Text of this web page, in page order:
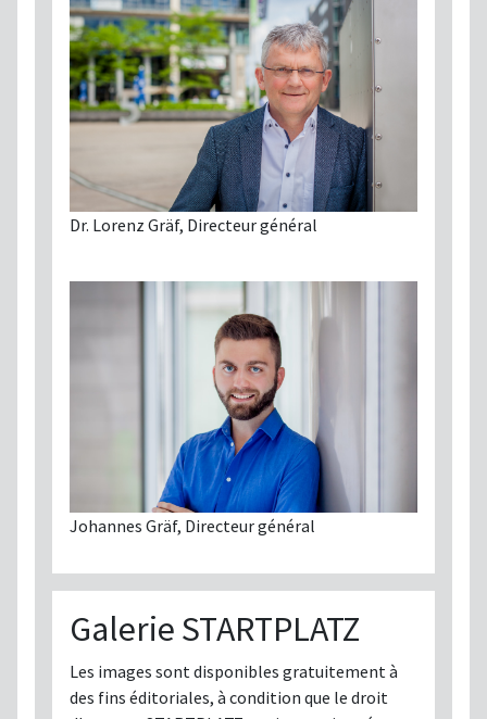
Dr. Lorenz Gräf, Directeur général
Johannes Gräf, Directeur général
Galerie STARTPLATZ
Les images sont disponibles gratuitement à
des fins éditoriales, à condition que le droit